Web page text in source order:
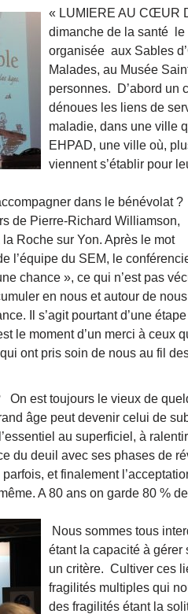
« LUMIERE AU CŒUR
dimanche de la santé le
organisée aux Sables
Malades, au Musée
personnes. D’abord un
dénoues les liens de
maladie, dans une ville
EHPAD, une ville où,
viennent s’établir pour
dans le bénévolat ?
de Pierre-Richard Williamson,
Roche sur Yon. Après le mot
l’équipe du SEM, le
chance », ce qui n’est pas
en nous et autour de nous
Il s’agit pourtant d’une étape
le moment d’un merci à ceux
ont pris soin de nous au fil
est toujours le vieux de
âge peut devenir celui de
au superficiel, à
du deuil avec ses phases de
et finalement
A 80 ans on garde 80 %
Nous sommes tous
étant la capacité à gérer
un critère. Cultiver ces
fragilités multiples qui
des fragilités étant la